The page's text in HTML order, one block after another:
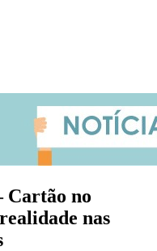
Cartão no
nas